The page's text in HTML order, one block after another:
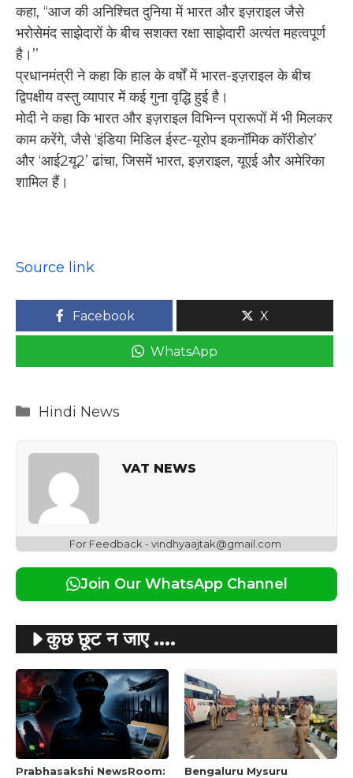
कहा, ‘‘आज की अनिश्चित दुनिया में भारत और इज़राइल जैसे
भरोसेमंद साझेदारों के बीच सशक्त रक्षा साझेदारी अत्यंत महत्वपूर्ण
है।’’
प्रधानमंत्री ने कहा कि हाल के वर्षों में भारत-इज़राइल के बीच
द्विपक्षीय वस्तु व्यापार में कई गुना वृद्धि हुई है।
मोदी ने कहा कि भारत और इज़राइल विभिन्न प्रारूपों में भी मिलकर
काम करेंगे, जैसे ‘इंडिया मिडिल ईस्ट-यूरोप इकनॉमिक कॉरीडोर’
और ‘आई2यू2’ ढांचा, जिसमें भारत, इज़राइल, यूएई और अमेरिका
शामिल हैं।
Source link
Facebook X
WhatsApp
Categories
Hindi News
VAT NEWS
For Feedback - vindhyaajtak@gmail.com
Join Our WhatsApp Channel
कुछ छूट न जाए ....
Prabhasakshi NewsRoom:
Bengaluru Mysuru